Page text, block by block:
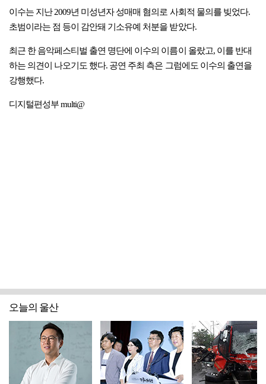
이수는 지난 2009년 미성년자 성매매 혐의로 사회적 물의를 빚었다.
초범이라는 점 등이 감안돼 기소유예 처분을 받았다.
최근 한 음악페스티벌 출연 명단에 이수의 이름이 올랐고, 이를 반대
하는 의견이 나오기도 했다. 공연 주최 측은 그럼에도 이수의 출연을
강행했다.
디지털편성부 multi@
오늘의 울산